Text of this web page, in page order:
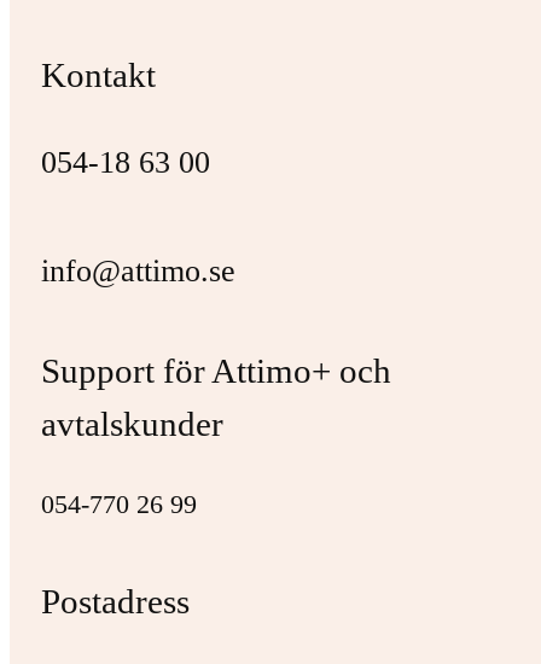
Kontakt
054-18 63 00
info@attimo.se
Support för Attimo+ och
avtalskunder
054-770 26 99
Postadress